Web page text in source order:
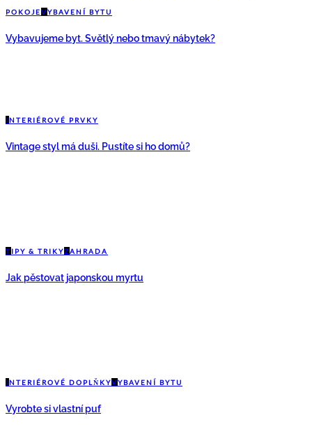
POKOJEVYBAVENÍ BYTU
Vybavujeme byt. Světlý nebo tmavý nábytek?
INTERIÉROVÉ PRVKY
Vintage styl má duši. Pustíte si ho domů?
TIPY & TRIKYZAHRADA
Jak pěstovat japonskou myrtu
INTERIÉROVÉ DOPLŇKYVYBAVENÍ BYTU
Vyrobte si vlastní puf